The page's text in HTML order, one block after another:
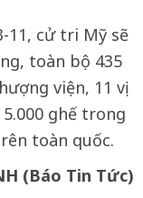
11, cử tri Mỹ sẽ
toàn bộ 435
viện, 11 vị
ghế trong
toàn quốc.
(Báo Tin Tức)